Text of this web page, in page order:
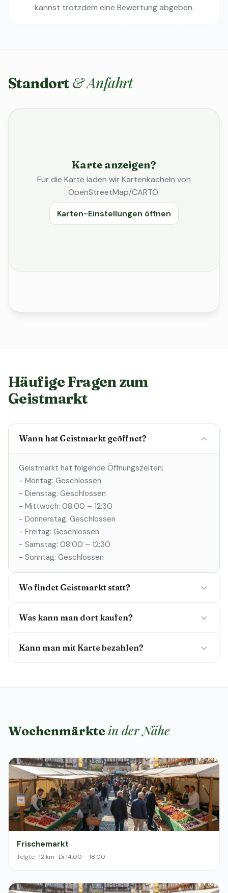
kannst trotzdem eine Bewertung abgeben.
Standort & Anfahrt
Karte anzeigen?
Für die Karte laden wir Kartenkacheln von
OpenStreetMap/CARTO.
Karten-Einstellungen öffnen
Häufige Fragen zum
Geistmarkt
Wann hat Geistmarkt geöffnet?
Geistmarkt hat folgende Öffnungszeiten:
- Montag: Geschlossen
- Dienstag: Geschlossen
- Mittwoch: 08:00 – 12:30
- Donnerstag: Geschlossen
- Freitag: Geschlossen
- Samstag: 08:00 – 12:30
- Sonntag: Geschlossen
Wo findet Geistmarkt statt?
Was kann man dort kaufen?
Kann man mit Karte bezahlen?
Wochenmärkte in der Nähe
Frischemarkt
Telgte · 12 km · Di 14:00 – 18:00